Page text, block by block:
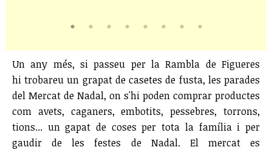
Un any més, si passeu per la Rambla de Figueres
hi trobareu un grapat de casetes de fusta, les parades
del Mercat de Nadal, on s'hi poden comprar productes
com avets, caganers, embotits, pessebres, torrons,
tions... un gapat de coses per tota la família i per
gaudir de les festes de Nadal. El mercat es